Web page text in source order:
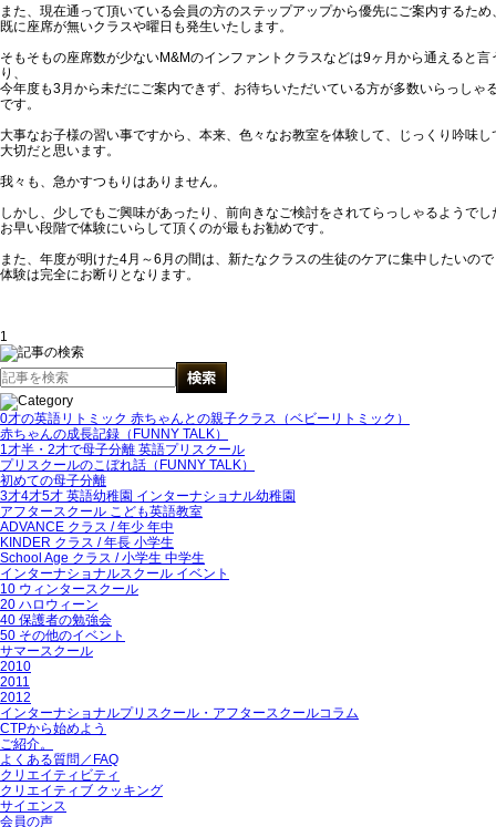
また、現在通って頂いている会員の方のステップアップから優先にご案内するため
既に座席が無いクラスや曜日も発生いたします。
そもそもの座席数が少ないM&Mのインファントクラスなどは9ヶ月から通えると言
り、
今年度も3月から未だにご案内できず、お待ちいただいている方が多数いらっしゃ
です。
大事なお子様の習い事ですから、本来、色々なお教室を体験して、じっくり吟味し
大切だと思います。
我々も、急かすつもりはありません。
しかし、少しでもご興味があったり、前向きなご検討をされてらっしゃるようでし
お早い段階で体験にいらして頂くのが最もお勧めです。
また、年度が明けた4月～6月の間は、新たなクラスの生徒のケアに集中したいので
体験は完全にお断りとなります。
1
0才の英語リトミック 赤ちゃんとの親子クラス（ベビーリトミック）
赤ちゃんの成長記録（FUNNY TALK）
1才半・2才で母子分離 英語プリスクール
プリスクールのこぼれ話（FUNNY TALK）
初めての母子分離
3才4才5才 英語幼稚園 インターナショナル幼稚園
アフタースクール こども英語教室
ADVANCE クラス / 年少 年中
KINDER クラス / 年長 小学生
School Age クラス / 小学生 中学生
インターナショナルスクール イベント
10 ウィンタースクール
20 ハロウィーン
40 保護者の勉強会
50 その他のイベント
サマースクール
2010
2011
2012
インターナショナルプリスクール・アフタースクールコラム
CTPから始めよう
ご紹介。
よくある質問／FAQ
クリエイティビティ
クリエイティブ クッキング
サイエンス
会員の声